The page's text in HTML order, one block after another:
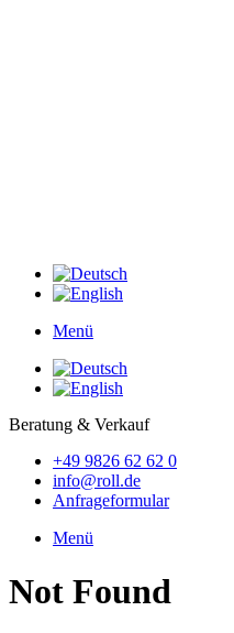
Menü
Beratung & Verkauf
+49 9826 62 62 0
info@roll.de
Anfrageformular
Menü
Not Found